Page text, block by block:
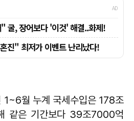
1~6월 누계 국세수입은 178조
같은 기간보다 39조7000억